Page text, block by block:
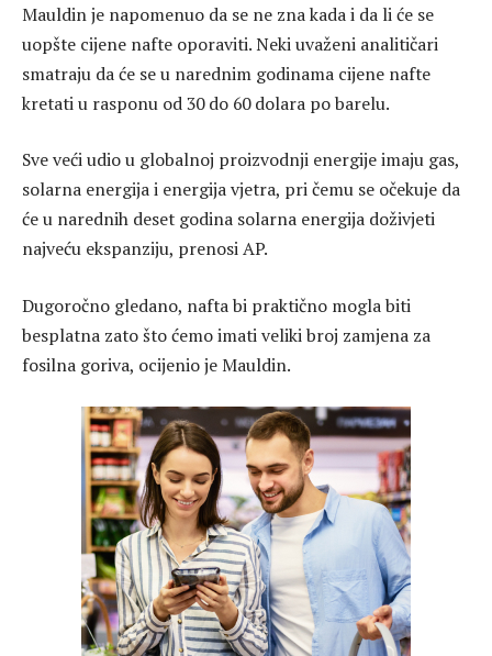
Mauldin je napomenuo da se ne zna kada i da li će se
uopšte cijene nafte oporaviti. Neki uvaženi analitičari
smatraju da će se u narednim godinama cijene nafte
kretati u rasponu od 30 do 60 dolara po barelu.
Sve veći udio u globalnoj proizvodnji energije imaju gas,
solarna energija i energija vjetra, pri čemu se očekuje da
će u narednih deset godina solarna energija doživjeti
najveću ekspanziju, prenosi AP.
Dugoročno gledano, nafta bi praktično mogla biti
besplatna zato što ćemo imati veliki broj zamjena za
fosilna goriva, ocijenio je Mauldin.